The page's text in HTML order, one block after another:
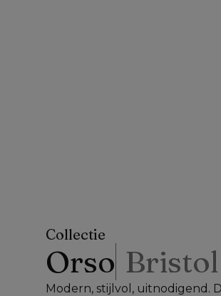
Collectie
Orso
Modern, stijlvol, uitnodigend.